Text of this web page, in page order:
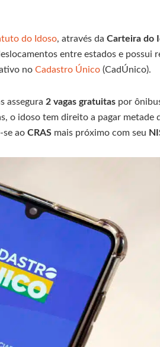
do Idoso, através da Carteira do
entre estados e possui
no Cadastro Único (CadÚnico).
assegura 2 vagas gratuitas por
o idoso tem direito a pagar metade
se ao CRAS mais próximo com seu